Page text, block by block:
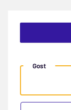
Gost